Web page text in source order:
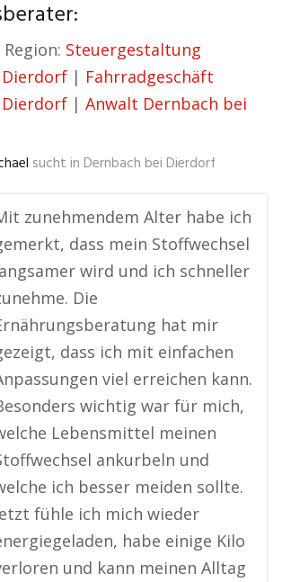
Steuergestaltung
| Fahrradgeschäft
| Anwalt Dernbach bei
sucht in Dernbach bei Dierdorf
zunehmendem Alter habe ich
dass mein Stoffwechsel
wird und ich schneller
Die
hat mir
dass ich mit einfachen
viel erreichen kann.
wichtig war für mich,
Lebensmittel meinen
ankurbeln und
ich besser meiden sollte.
fühle ich mich wieder
habe einige Kilo
und kann meinen Alltag